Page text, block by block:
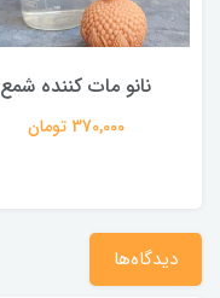
نانو مات کننده شمع
370,000 تومان
دیدگاه‌ها